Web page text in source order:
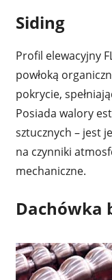
Siding
Profil elewacyjny
powłoką
pokrycie,
Posiada walory
sztucznych – jest
na czynniki
mechaniczne.
Dachówka